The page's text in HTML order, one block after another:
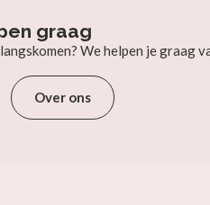
graag
We helpen je graag
Over ons